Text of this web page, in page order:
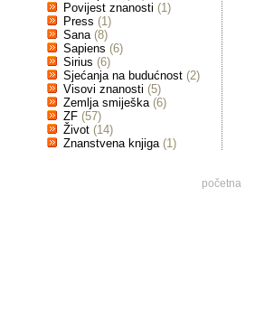
Povijest znanosti (1)
Press (1)
Sana (8)
Sapiens (6)
Sirius (6)
Sjećanja na budućnost (2)
Visovi znanosti (5)
Zemlja smiješka (6)
ZF (57)
Život (14)
Znanstvena knjiga (1)
početna